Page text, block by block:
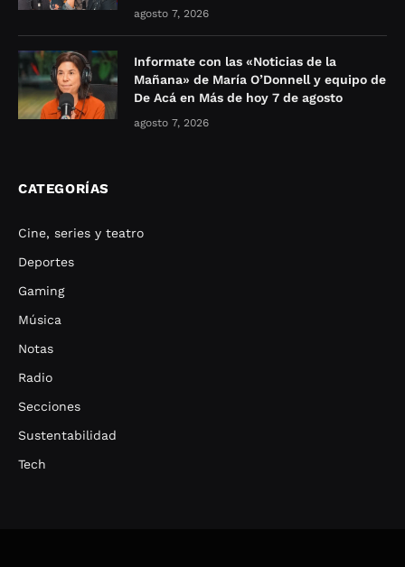
agosto 7, 2026
Informate con las «Noticias de la
Mañana» de María O’Donnell y equipo de
De Acá en Más de hoy 7 de agosto
agosto 7, 2026
CATEGORÍAS
Cine, series y teatro
Deportes
Gaming
Música
Notas
Radio
Secciones
Sustentabilidad
Tech